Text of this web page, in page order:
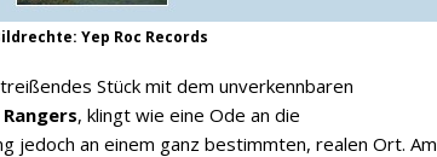
Yep Roc Records
Stück mit dem unverkennbaren
, klingt wie eine Ode an die
jedoch an einem ganz bestimmten, realen Ort. Am